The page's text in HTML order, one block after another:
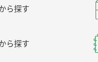
ら探す
ら探す